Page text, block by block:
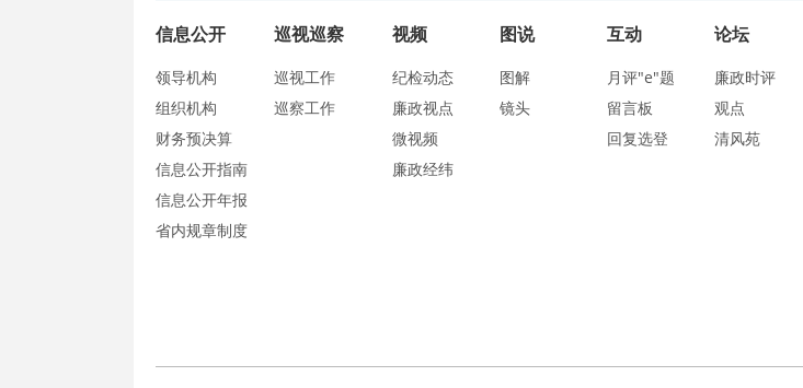
信息公开
领导机构
组织机构
财务预决算
信息公开指南
信息公开年报
省内规章制度
巡视巡察
巡视工作
巡察工作
视频
纪检动态
廉政视点
微视频
廉政经纬
图说
图解
镜头
互动
月评"e"题
留言板
回复选登
论坛
廉政时评
观点
清风苑